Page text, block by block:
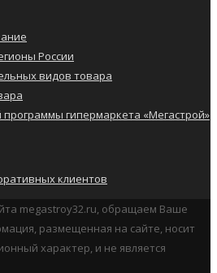
России
видов товара
гипермаркета «Мегастрой»
клиентов
megastroy32.ru, обращаем Ваше
размещенная на сайте, носит
характер, и не является